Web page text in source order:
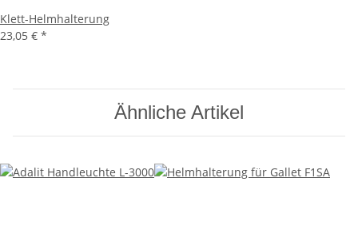
Klett-Helmhalterung
23,05 € *
Ähnliche Artikel